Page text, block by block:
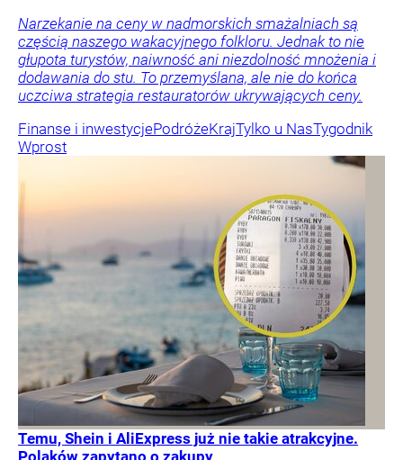
Narzekanie na ceny w nadmorskich smażalniach są
częścią naszego wakacyjnego folkloru. Jednak to nie
głupota turystów, naiwność ani niezdolność mnożenia i
dodawania do stu. To przemyślana, ale nie do końca
uczciwa strategia restauratorów ukrywających ceny.
Finanse i inwestycjePodróżeKrajTylko u NasTygodnik
Wprost
Temu, Shein i AliExpress już nie takie atrakcyjne.
Polaków zapytano o zakupy